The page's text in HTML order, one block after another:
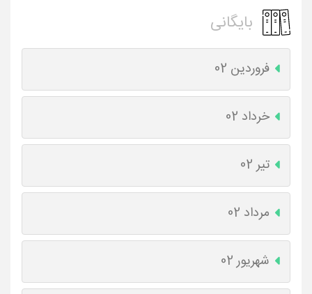
بایگانی
فروردین 02
خرداد 02
تیر 02
مرداد 02
شهریور 02